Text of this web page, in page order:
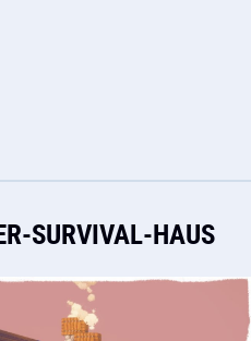
SURVIVAL-HAUS